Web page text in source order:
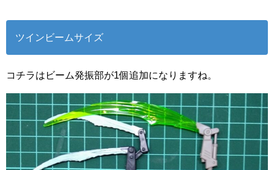
ツインビームサイズ
コチラはビーム発振部が1個追加になりますね。